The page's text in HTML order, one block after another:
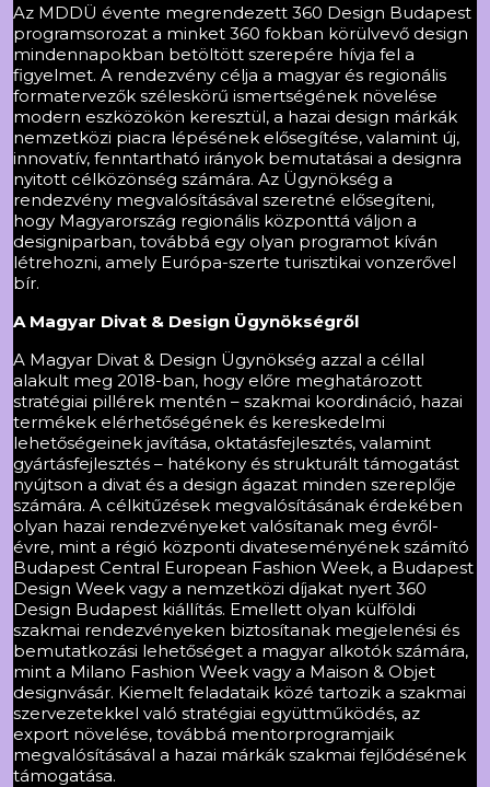
Az MDDÜ évente megrendezett 360 Design Budapest
programsorozat a minket 360 fokban körülvevő design
mindennapokban betöltött szerepére hívja fel a
figyelmet. A rendezvény célja a magyar és regionális
formatervezők széleskörű ismertségének növelése
modern eszközökön keresztül, a hazai design márkák
nemzetközi piacra lépésének elősegítése, valamint új,
innovatív, fenntartható irányok bemutatásai a designra
nyitott célközönség számára. Az Ügynökség a
rendezvény megvalósításával szeretné elősegíteni,
hogy Magyarország regionális központtá váljon a
designiparban, továbbá egy olyan programot kíván
létrehozni, amely Európa-szerte turisztikai vonzerővel
bír.
A Magyar Divat & Design Ügynökségről
A Magyar Divat & Design Ügynökség azzal a céllal
alakult meg 2018-ban, hogy előre meghatározott
stratégiai pillérek mentén – szakmai koordináció, hazai
termékek elérhetőségének és kereskedelmi
lehetőségeinek javítása, oktatásfejlesztés, valamint
gyártásfejlesztés – hatékony és strukturált támogatást
nyújtson a divat és a design ágazat minden szereplője
számára. A célkitűzések megvalósításának érdekében
olyan hazai rendezvényeket valósítanak meg évről-
évre, mint a régió központi divateseményének számító
Budapest Central European Fashion Week, a Budapest
Design Week vagy a nemzetközi díjakat nyert 360
Design Budapest kiállítás. Emellett olyan külföldi
szakmai rendezvényeken biztosítanak megjelenési és
bemutatkozási lehetőséget a magyar alkotók számára,
mint a Milano Fashion Week vagy a Maison & Objet
designvásár. Kiemelt feladataik közé tartozik a szakmai
szervezetekkel való stratégiai együttműködés, az
export növelése, továbbá mentorprogramjaik
megvalósításával a hazai márkák szakmai fejlődésének
támogatása.